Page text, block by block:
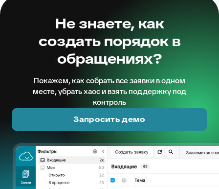
Не знаете, как
создать порядок в
обращениях?
Покажем, как собрать все заявки в одном
месте, убрать хаос и взять поддержку под
контроль
Запросить демо